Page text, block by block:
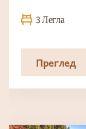
3 Легла
Преглед